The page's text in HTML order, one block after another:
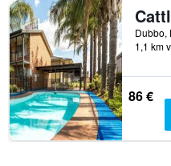
dem
Aufenthalt
anzeigt
Das
Diagramm
hat
1
Y-
Achse,
die
Dubbo,
1,1 km
86 €